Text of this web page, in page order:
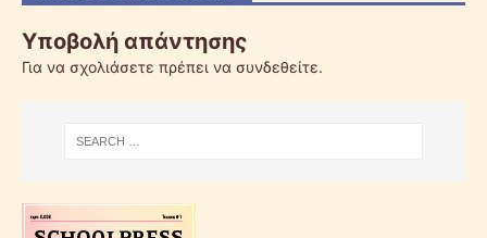
Υποβολή απάντησης
Για να σχολιάσετε πρέπει να συνδεθείτε.